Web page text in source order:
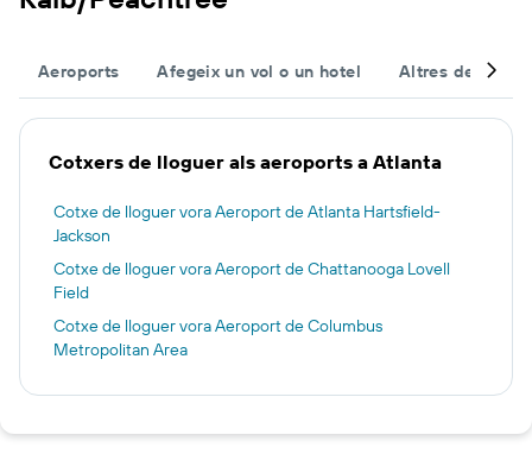
Aeroports Afegeix un vol o un hotel Altres
Cotxers de lloguer als aeroports a Atlanta
Cotxe de lloguer vora Aeroport de Atlanta Hartsfield-
Jackson
Cotxe de lloguer vora Aeroport de Chattanooga Lovell
Field
Cotxe de lloguer vora Aeroport de Columbus
Metropolitan Area